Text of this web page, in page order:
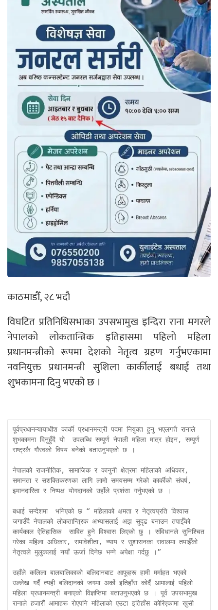
काठमाडौँ, २८ भदौ
विघटित प्रतिनिधिसभाका उपसभामुख इन्दिरा राना मगरले
नेपालको लोकतान्त्रिक इतिहासमा पहिलो महिला
प्रधानमन्त्रीको रूपमा देशको नेतृत्व ग्रहण गर्नुभएकामा
नवनियुक्त प्रधानमन्त्री सुशिला कार्कीलाई बधाई तथा
शुभकामना दिनु भएको छ ।
पूर्वप्रधानन्यायाधीश कार्की प्रधानमन्त्री पदमा नियुक्त हुनु भएलगत्तै रानाले
शुभकामना दिनुहुँदै यो  उपलब्धि सम्पूर्ण नेपाली महिला मात्र होइन, सम्पूर्ण
राष्ट्रकै गौरवको विषय बनेको बताउनुभएको छ ।
नेपालको राजनीतिक, सामाजिक र कानुनी क्षेत्रमा महिलाको अधिकार,
समानता र सशक्तिकरणका लागि लामो समयसम्म गरेको कार्कीको संघर्ष,
इमानदारिता र निष्पक्ष योगदानको उहाँले प्रशंसा गर्नुभएको छ ।
बधाई सन्देशमा  भनिएको छ “ महिलाको क्षमता र नेतृत्वप्रति विश्वास
जगाउँदै नेपालको लोकतान्त्रिक अभ्यासलाई अझ सुदृढ बनाउन तपाईँको
कार्यकाल ऐतिहासिक  सावित हुने विश्वास लिएको छु । संविधानले सुनिश्चित
गरेका महिला अधिकार, समावेशीता, न्याय र सुशासनका सवालमा तपाईँको
नेतृत्वले मुलुकलाई नयाँ ऊर्जा दिनेछ भन्ने अपेक्षा गर्दछु ।”
उहाँले कलिला बालबालिकाको बलिदानबाट आफूहरू हामी मर्माहत भएको
उल्लेख गर्दै त्यही बलिदानको जगमा अर्को इतिहाँस कोर्दै आमालाई पहिलो
महिला प्रधानमन्त्री बनाएको विज्ञप्तिमा बताउनुभएको छ । पूर्व उपसभामुख
रानाले हजारौं आमाहरू रोएपनि महिलाको एउटा इतिहाँस कोरिएकामा खुसी